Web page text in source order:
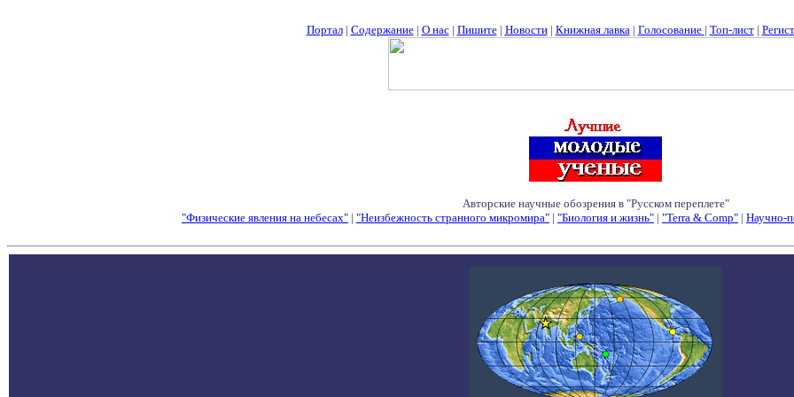
Портал| Содержание| О нас| Пишите| Новости| Книжная лавка| Голосование | Топ-лист|
Авторские научные обозрения в "Русском переплете"
"Физические явления на небесах" | "Неизбежность странного микромира" | "Биология и жизнь" | "Terra & Comp" | Научно-